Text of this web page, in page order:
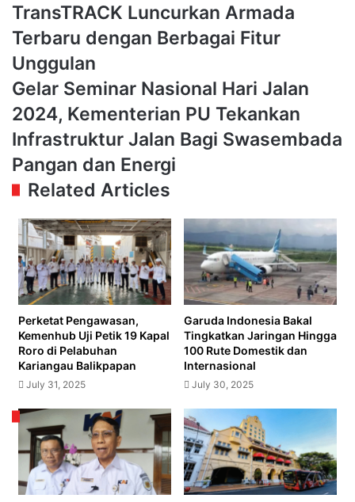
TransTRACK
Luncurkan
Armada
Terbaru
dengan
Berbagai
Fitur
Unggulan
TransTRACK Luncurkan Armada
Terbaru dengan Berbagai Fitur
Unggulan
Gelar
Seminar
Nasional
Hari
Jalan
2024,
Kementerian
PU
Tekankan
Infrastruktur
Jalan
Bagi
Swasembada
Pangan
dan
Energi
Gelar Seminar Nasional Hari Jalan
2024, Kementerian PU Tekankan
Infrastruktur Jalan Bagi Swasembada
Pangan dan Energi
Related Articles
Perketat Pengawasan,
Kemenhub Uji Petik 19 Kapal
Roro di Pelabuhan
Kariangau Balikpapan
July 31, 2025
Garuda Indonesia Bakal
Tingkatkan Jaringan Hingga
100 Rute Domestik dan
Internasional
July 30, 2025